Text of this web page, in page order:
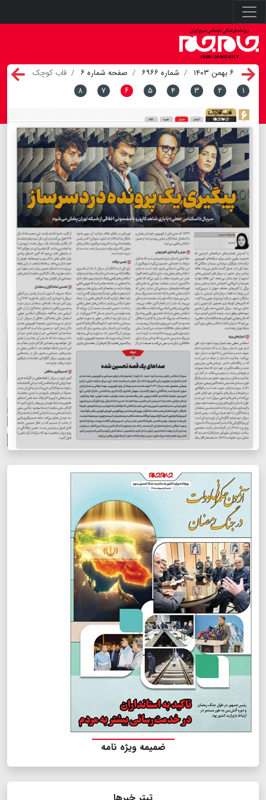
۶ بهمن ۱۴۰۳ شماره ۶۹۶۶ صفحه شماره ۶
قاب کوچک
۱
۲ ۳ ۴ ۵ ۶ ۷ ۸
ضمیمه ویژه نامه